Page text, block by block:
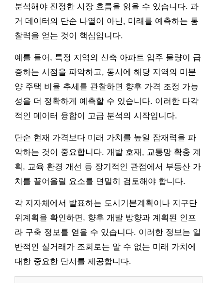
분석해야 진정한 시장 흐름을 읽을 수 있습니다. 과
거 데이터의 단순 나열이 아닌, 미래를 예측하는 통
찰력을 얻는 것이 핵심입니다.
예를 들어, 특정 지역의 신축 아파트 입주 물량이 급
증하는 시점을 파악하고, 동시에 해당 지역의 미분
양 주택 비율 추세를 관찰하면 향후 가격 조정 가능
성을 더 정확하게 예측할 수 있습니다. 이러한 다각
적인 데이터 융합이 고급 분석의 시작입니다.
단순 현재 가격보다 미래 가치를 높일 잠재력을 파
악하는 것이 중요합니다. 개발 호재, 교통망 확충 계
획, 교육 환경 개선 등 장기적인 관점에서 부동산 가
치를 끌어올릴 요소를 면밀히 검토해야 합니다.
각 지자체에서 발표하는 도시기본계획이나 지구단
위계획을 확인하면, 향후 개발 방향과 계획된 인프
라 구축 정보를 얻을 수 있습니다. 이러한 정보는 일
반적인 실거래가 조회로는 알 수 없는 미래 가치에
대한 중요한 단서를 제공합니다.